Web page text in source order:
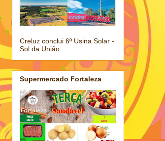
Creluz conclui 6º Usina Solar -
Sol da União
Supermercado Fortaleza